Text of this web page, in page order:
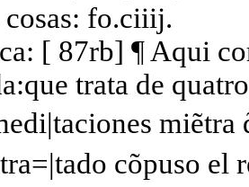
cosas: fo.ciiij.
[ 87rb] ¶ Aqui
trata de
cõpuso el